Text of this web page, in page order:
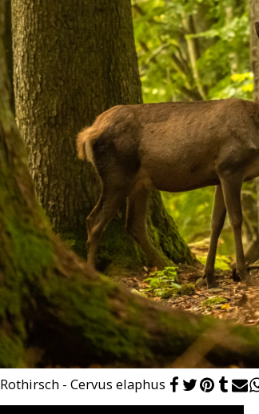
Rothirsch - Cervus elaphus